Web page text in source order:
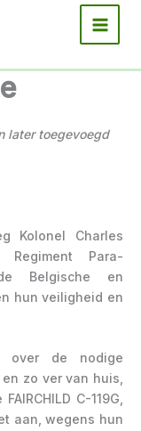
later toegevoegd
Kolonel Charles
Regiment Para-
Belgische en
hun veiligheid en
over de nodige
zo ver van huis,
C-119G,
aan, wegens hun